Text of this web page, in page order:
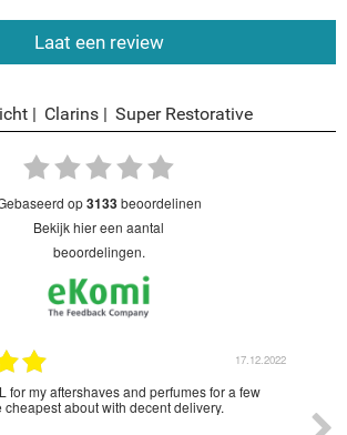
Laat een review
Clarins Super Restorative
gebaseerd op3133beoordelinen
bekijk hier een aantal
beoordelingen.
17.12.2022
for my aftershaves and perfumes for a few
cheapest about with decent delivery.